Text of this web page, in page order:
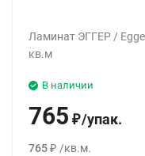
Ламинат ЭГГЕР /
кв.м
В наличии
765 ₽/упак.
765 ₽ /кв.м.